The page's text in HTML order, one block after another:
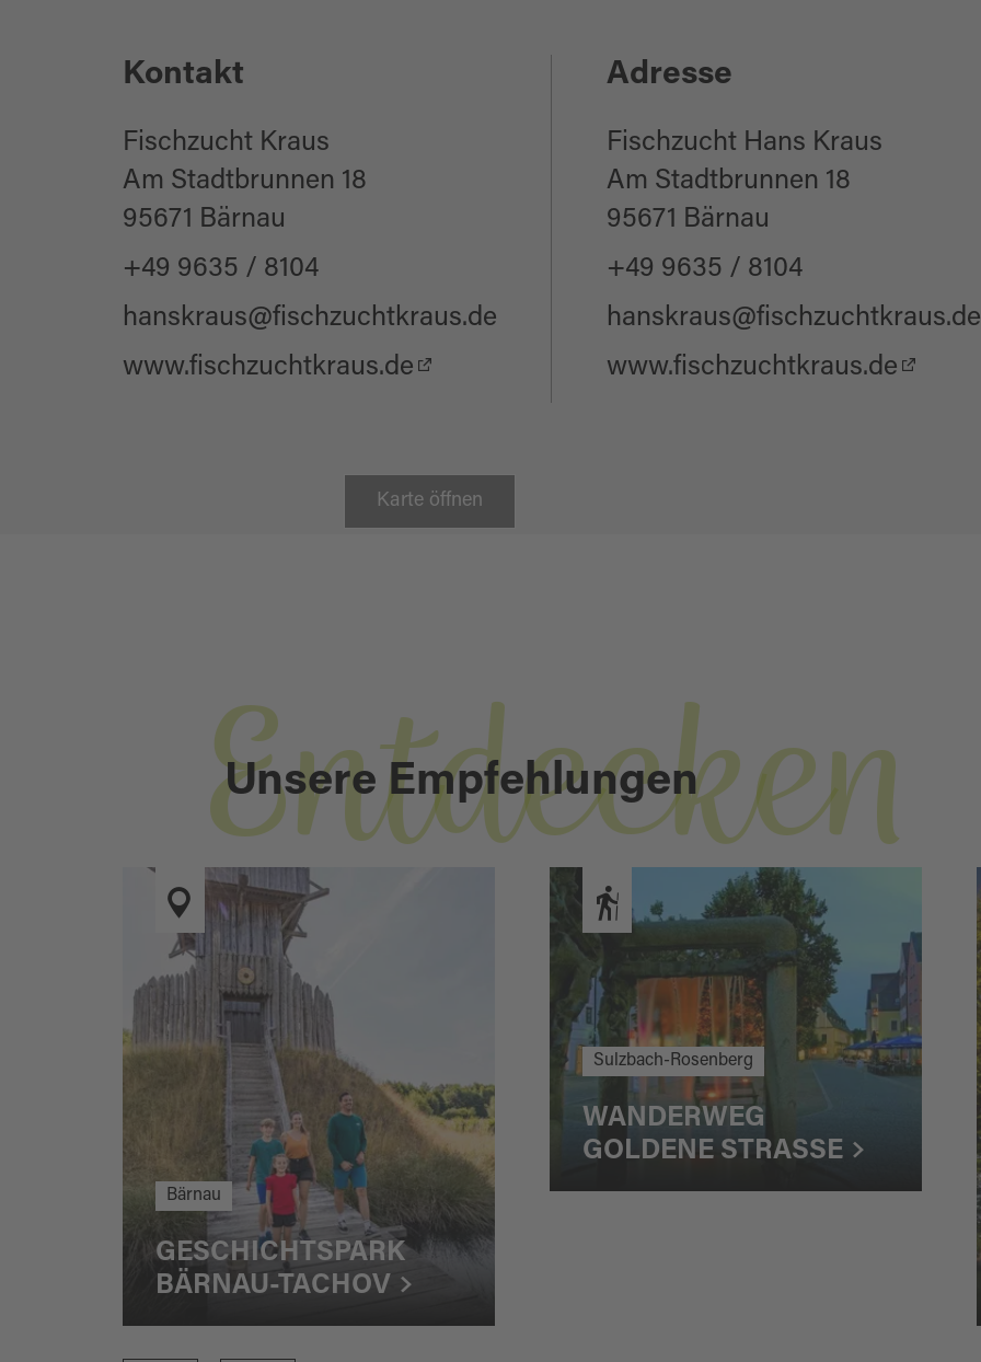
Kontakt
Fischzucht Kraus
Am Stadtbrunnen 18
95671 Bärnau
+49 9635 / 8104
hanskraus@fischzuchtkraus.de
www.fischzuchtkraus.de
Adresse
Fischzucht Hans Kraus
Am Stadtbrunnen 18
95671 Bärnau
+49 9635 / 8104
hanskraus@fischzuchtkraus.de
www.fischzuchtkraus.de
Karte öffnen
Unsere Empfehlungen
Entdecken
Bärnau
GESCHICHTSPARK
BÄRNAU-TACHOV
Sulzbach-Rosenberg
WANDERWEG
GOLDENE STRASSE